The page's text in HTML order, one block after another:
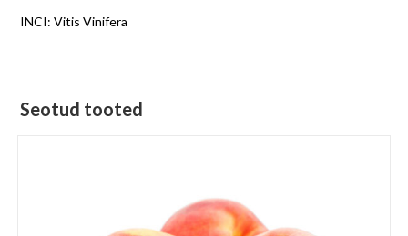
INCI: Vitis Vinifera
Seotud tooted